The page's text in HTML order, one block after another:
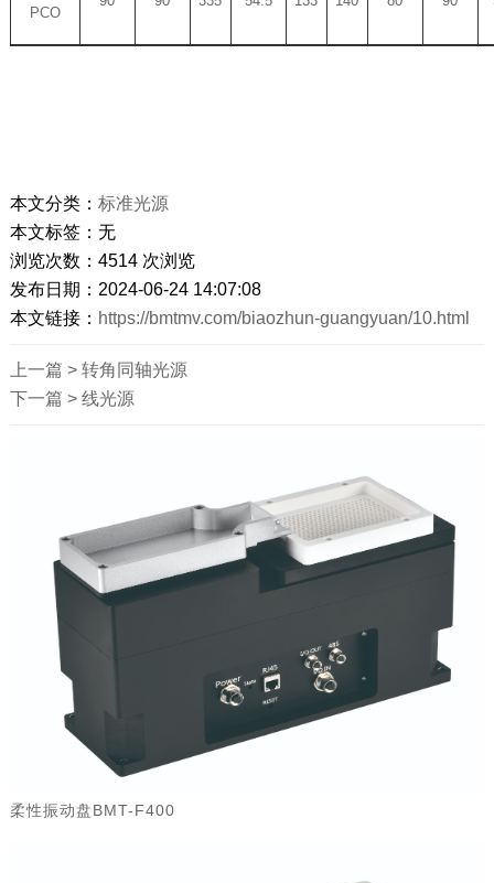
PCO
本文分类： 标准光源
本文标签：无
浏览次数： 4514次浏览
发布日期：2024-06-24 14:07:08
本文链接： https://bmtmv.com/biaozhun-guangyuan/10.html
上一篇 > 转角同轴光源
下一篇 > 线光源
柔性振动盘BMT-F400